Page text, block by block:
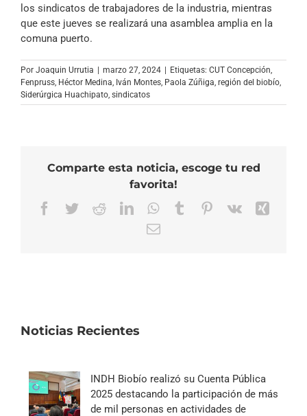
los sindicatos de trabajadores de la industria, mientras
que este jueves se realizará una asamblea amplia en la
comuna puerto.
Por Joaquin Urrutia | marzo 27, 2024 | Etiquetas: CUT Concepción
Fenpruss Héctor Medina Iván Montes Paola Zúñiga región del biobío
Siderúrgica Huachipato sindicatos
Comparte esta noticia, escoge tu red
favorita!
Facebook
TwitterRedditLinkedInWhatsApp
TumblrPinterest
Vk
Xing
Correo
Noticias Recientes
INDH Biobío realizó su Cuenta Pública
2025 destacando la participación de más
de mil personas en actividades de